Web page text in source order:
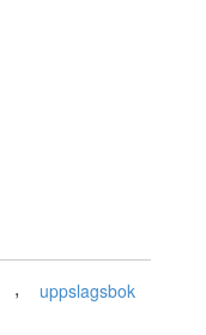
, uppslagsbok